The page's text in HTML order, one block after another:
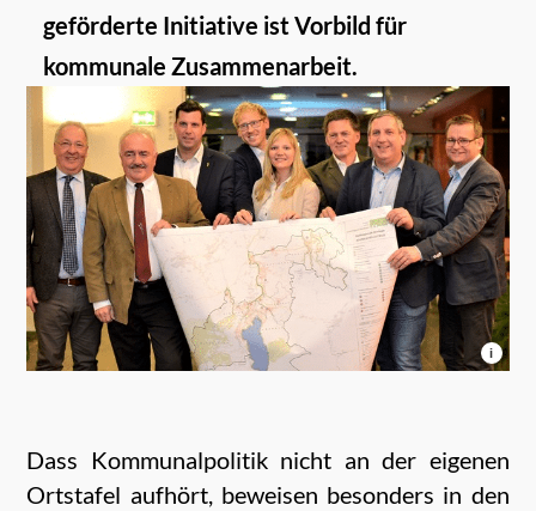
geförderte Initiative ist Vorbild für
kommunale Zusammenarbeit.
i
Dass Kommunalpolitik nicht an der eigenen
Ortstafel aufhört, beweisen besonders in den